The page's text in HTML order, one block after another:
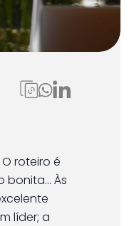
O roteiro é
Às
líder; a